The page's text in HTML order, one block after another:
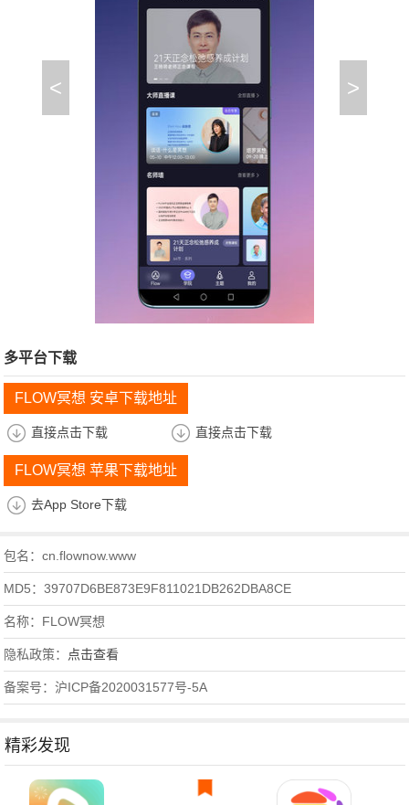
< >
多平台下载
FLOW冥想 安卓下载地址
直接点击下载 直接点击下载
FLOW冥想 苹果下载地址
去App Store下载
包名：cn.flownow.www
MD5：39707D6BE873E9F811021DB262DBA8CE
名称：FLOW冥想
隐私政策： 点击查看
备案号：沪ICP备2020031577号-5A
精彩发现